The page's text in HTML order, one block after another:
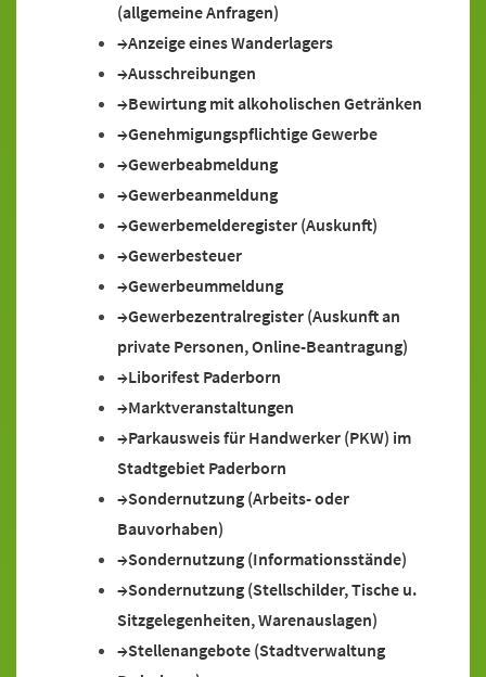
(allgemeine Anfragen)
Anzeige eines Wanderlagers
Ausschreibungen
Bewirtung mit alkoholischen Getränken
Genehmigungspflichtige Gewerbe
Gewerbeabmeldung
Gewerbeanmeldung
Gewerbemelderegister (Auskunft)
Gewerbesteuer
Gewerbeummeldung
Gewerbezentralregister (Auskunft an
private Personen, Online-Beantragung)
Liborifest Paderborn
Marktveranstaltungen
Parkausweis für Handwerker (PKW) im
Stadtgebiet Paderborn
Sondernutzung (Arbeits- oder
Bauvorhaben)
Sondernutzung (Informationsstände)
Sondernutzung (Stellschilder, Tische u.
Sitzgelegenheiten, Warenauslagen)
Stellenangebote (Stadtverwaltung